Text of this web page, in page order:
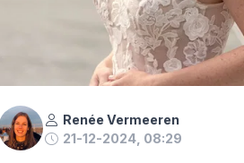
Renée Vermeeren
21-12-2024, 08:29